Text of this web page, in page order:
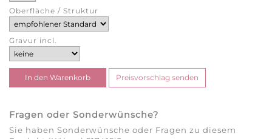
Oberfläche / Struktur
Gravur incl.
Fragen oder Sonderwünsche?
Sie haben Sonderwünsche oder Fragen zu diesem